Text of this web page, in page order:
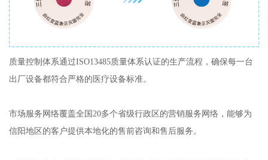
质量控制体系通过ISO13485质量体系认证的生产流程，确保每一台
出厂设备都符合严格的医疗设备标准。
市场服务网络覆盖全国20多个省级行政区的营销服务网络，能够为
信阳地区的客户提供本地化的售前咨询和售后服务。